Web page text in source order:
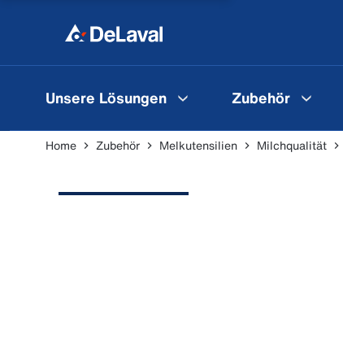
Unsere Lösungen Zubehör
Home Zubehör Melkutensilien Milchqualität